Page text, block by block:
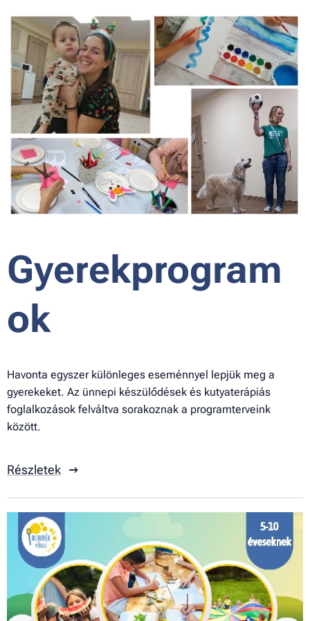
Gyerekprogram
ok
Havonta egyszer különleges eseménnyel lepjük meg a
gyerekeket. Az ünnepi készülődések és kutyaterápiás
foglalkozások felváltva sorakoznak a programterveink
között.
Részletek